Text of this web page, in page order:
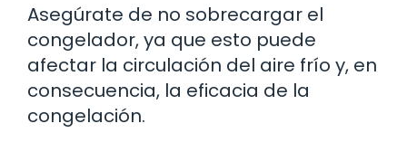
Asegúrate de no sobrecargar el
congelador, ya que esto puede
afectar la circulación del aire frío y, en
consecuencia, la eficacia de la
congelación.